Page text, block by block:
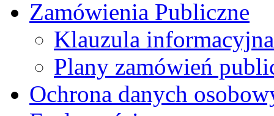
Zamówienia Publiczne
Klauzula informacyjna
Plany zamówień
Ochrona danych